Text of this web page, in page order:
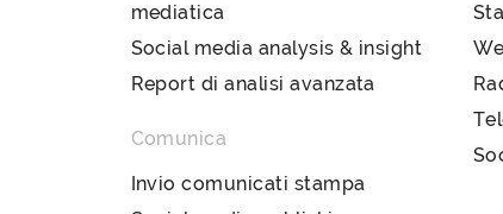
mediatica
Social media analysis & insight
Report di analisi avanzata
Comunica
Invio comunicati stampa